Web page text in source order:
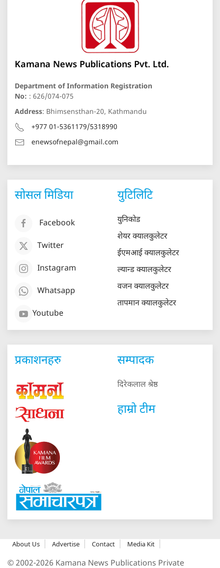
Kamana News Publications Pvt. Ltd.
Department of Information Registration
No: : 626/074-075
Address: Bhimsensthan-20, Kathmandu
+977 01-5361179/5318990
enewsofnepal@gmail.com
सोसल मिडिया
Facebook
Twitter
Instagram
Whatsapp
Youtube
युटिलिटि
युनिकोड
शेयर क्यालकुलेटर
ईएमआई क्यालकुलेटर
ल्यान्ड क्यालकुलेटर
वजन क्यालकुलेटर
तापमान क्यालकुलेटर
प्रकाशनहरु सम्पादक
दिरेकलाल श्रेष्ठ
हाम्रो टीम
About Us Advertise Contact Media Kit
© 2002-2026 Kamana News Publications Private